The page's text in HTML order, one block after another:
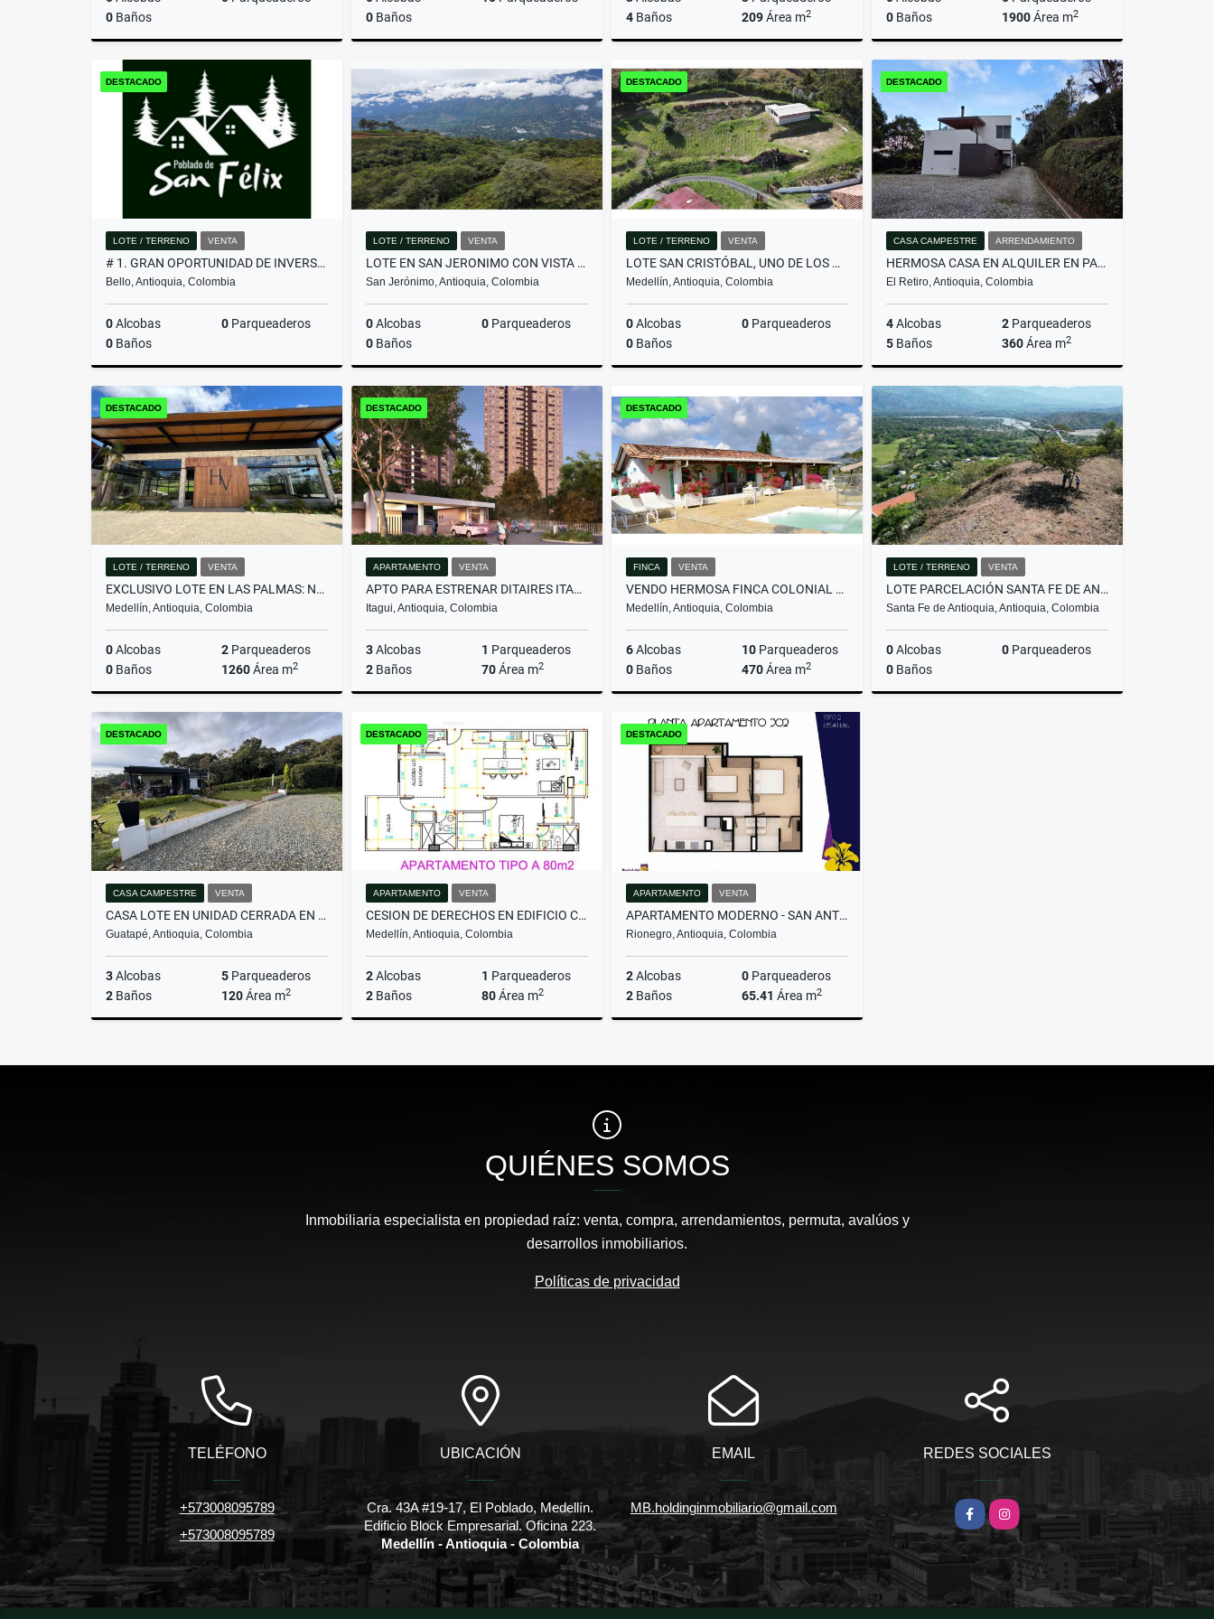
0 Baños
$650.000.000
0 Baños
Venta
$3.428.000.000
4 Baños 209Área m2
Venta
$2.600.000.000
0 Baños 1900Área m2
Venta
$750.000.000
DESTACADO
LOTE / TERRENO VENTA
# 1. GRAN OPORTUNIDAD DE INVERSIÓN, LOTE EN VENTA EN SAN FÉLIX
Bello, Antioquia, Colombia
0Alcobas 0 Parqueaderos
0 Baños
$260.000.000
LOTE / TERRENO VENTA
LOTE EN SAN JERONIMO CON VISTA PANORÁMICA Y EL MEJOR PRECIO MT2
San Jerónimo, Antioquia, Colombia
0Alcobas 0 Parqueaderos
0 Baños
Venta
$663.660.000
DESTACADO
LOTE / TERRENO VENTA
LOTE SAN CRISTÓBAL, UNO DE LOS MEJORES LOTES DE LA PARCELACIÓN
Medellín, Antioquia, Colombia
0Alcobas 0 Parqueaderos
0 Baños
Venta
$590.000.000
DESTACADO
CASA CAMPESTRE ARRENDAMIENTO
HERMOSA CASA EN ALQUILER EN PARCELACIÓN CAMPESTRE EN EL RETIRO
El Retiro, Antioquia, Colombia
4Alcobas 2 Parqueaderos
5 Baños 360Área m2
Arrendamiento
$13.000.000
DESTACADO
LOTE / TERRENO VENTA
EXCLUSIVO LOTE EN LAS PALMAS: NATURALEZA Y PASIÓN EQUINA
Medellín, Antioquia, Colombia
0Alcobas 2 Parqueaderos
0 Baños 1260Área m2
Venta
$1.790.000.000
DESTACADO
APARTAMENTO VENTA
APTO PARA ESTRENAR DITAIRES ITAGUI
Itagui, Antioquia, Colombia
3Alcobas 1 Parqueaderos
2 Baños 70Área m2
$550.000.000
DESTACADO
FINCA VENTA
VENDO HERMOSA FINCA COLONIAL EN EL MUNICIPIO DE COPACABANA
Medellín, Antioquia, Colombia
6Alcobas 10 Parqueaderos
0 Baños 470Área m2
Venta
LOTE / TERRENO VENTA
LOTE PARCELACIÓN SANTA FE DE ANTIOQUIA TONUSCO
Santa Fe de Antioquia, Antioquia, Colombia
0Alcobas 0 Parqueaderos
0 Baños
DESTACADO
CASA CAMPESTRE VENTA
CASA LOTE EN UNIDAD CERRADA EN GUATAPE MLS 259417
Guatapé, Antioquia, Colombia
3Alcobas 5 Parqueaderos
2 Baños 120Área m2
$980.000.000
DESTACADO
APARTAMENTO VENTA
CESION DE DERECHOS EN EDIFICIO CERCA AL PARQUE DE LA FLORESTA
Medellín, Antioquia, Colombia
2Alcobas 1 Parqueaderos
2 Baños 80Área m2
$644.000.000
DESTACADO
APARTAMENTO VENTA
APARTAMENTO MODERNO - SAN ANTONIO DE PEREIRA
Rionegro, Antioquia, Colombia
2Alcobas 0 Parqueaderos
2 Baños 65.41 Área m2
$510.000.000
QUIÉNES SOMOS
Inmobiliaria especialista en propiedad raíz: venta, compra, arrendamientos, permuta, avalúos y
desarrollos inmobiliarios.
Políticas de privacidad
TELÉFONO
+573008095789
+573008095789
UBICACIÓN
Cra. 43A #19-17, El Poblado, Medellín.
Edificio Block Empresarial. Oficina 223.
Medellín - Antioquia - Colombia
EMAIL
MB.holdinginmobiliario@gmail.com
REDES SOCIALES
FacebookInstagram